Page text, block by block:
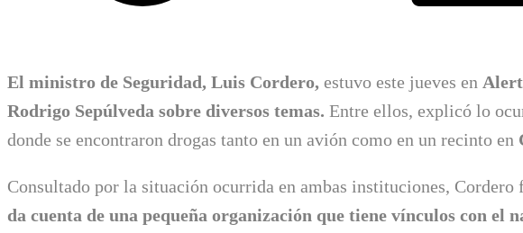
El ministro de Seguridad, Luis Cordero, estuvo este jueves en
Rodrigo Sepúlveda sobre diversos temas. Entre ellos, explicó lo
donde se encontraron drogas tanto en un avión como en un recinto en
Consultado por la situación ocurrida en ambas instituciones,
da cuenta de una pequeña organización que tiene vínculos con el